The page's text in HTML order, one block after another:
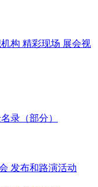
构 精彩现场 展会视
录（部分）
发布和路演活动